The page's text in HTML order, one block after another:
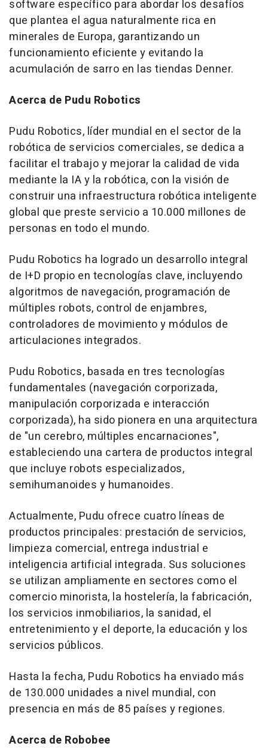
software específico para abordar los desafíos
que plantea el agua naturalmente rica en
minerales de Europa, garantizando un
funcionamiento eficiente y evitando la
acumulación de sarro en las tiendas Denner.
Acerca de Pudu Robotics
Pudu Robotics, líder mundial en el sector de la
robótica de servicios comerciales, se dedica a
facilitar el trabajo y mejorar la calidad de vida
mediante la IA y la robótica, con la visión de
construir una infraestructura robótica inteligente
global que preste servicio a 10.000 millones de
personas en todo el mundo.
Pudu Robotics ha logrado un desarrollo integral
de I+D propio en tecnologías clave, incluyendo
algoritmos de navegación, programación de
múltiples robots, control de enjambres,
controladores de movimiento y módulos de
articulaciones integrados.
Pudu Robotics, basada en tres tecnologías
fundamentales (navegación corporizada,
manipulación corporizada e interacción
corporizada), ha sido pionera en una arquitectura
de "un cerebro, múltiples encarnaciones",
estableciendo una cartera de productos integral
que incluye robots especializados,
semihumanoides y humanoides.
Actualmente, Pudu ofrece cuatro líneas de
productos principales: prestación de servicios,
limpieza comercial, entrega industrial e
inteligencia artificial integrada. Sus soluciones
se utilizan ampliamente en sectores como el
comercio minorista, la hostelería, la fabricación,
los servicios inmobiliarios, la sanidad, el
entretenimiento y el deporte, la educación y los
servicios públicos.
Hasta la fecha, Pudu Robotics ha enviado más
de 130.000 unidades a nivel mundial, con
presencia en más de 85 países y regiones.
Acerca de Robobee